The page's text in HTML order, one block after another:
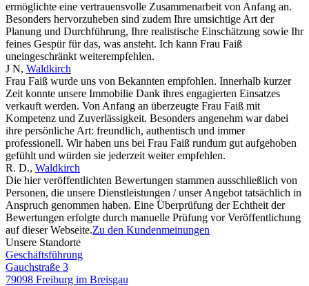
ermöglichte eine vertrauensvolle Zusammenarbeit von Anfang an.
Besonders hervorzuheben sind zudem Ihre umsichtige Art der
Planung und Durchführung, Ihre realistische Einschätzung sowie Ihr
feines Gespür für das, was ansteht. Ich kann Frau Faiß
uneingeschränkt weiterempfehlen.
J N, Waldkirch
Frau Faiß wurde uns von Bekannten empfohlen. Innerhalb kurzer
Zeit konnte unsere Immobilie Dank ihres engagierten Einsatzes
verkauft werden. Von Anfang an überzeugte Frau Faiß mit
Kompetenz und Zuverlässigkeit. Besonders angenehm war dabei
ihre persönliche Art: freundlich, authentisch und immer
professionell. Wir haben uns bei Frau Faiß rundum gut aufgehoben
gefühlt und würden sie jederzeit weiter empfehlen.
R. D., Waldkirch
Die hier veröffentlichten Bewertungen stammen ausschließlich von
Personen, die unsere Dienstleistungen / unser Angebot tatsächlich in
Anspruch genommen haben. Eine Überprüfung der Echtheit der
Bewertungen erfolgte durch manuelle Prüfung vor Veröffentlichung
auf dieser Webseite.Zu den Kundenmeinungen
Unsere Standorte
Geschäftsführung
Gauchstraße 3
79098 Freiburg im Breisgau